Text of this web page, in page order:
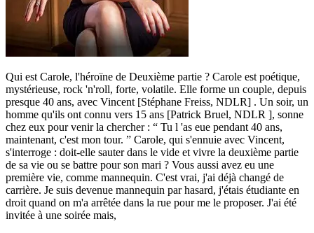
Qui est Carole, l'héroïne de Deuxième partie ? Carole est poétique,
mystérieuse, rock 'n'roll, forte, volatile. Elle forme un couple, depuis
presque 40 ans, avec Vincent [Stéphane Freiss, NDLR] . Un soir, un
homme qu'ils ont connu vers 15 ans [Patrick Bruel, NDLR ], sonne
chez eux pour venir la chercher : “ Tu l 'as eue pendant 40 ans,
maintenant, c'est mon tour. ” Carole, qui s'ennuie avec Vincent,
s'interroge : doit-elle sauter dans le vide et vivre la deuxième partie
de sa vie ou se battre pour son mari ? Vous aussi avez eu une
première vie, comme mannequin. C'est vrai, j'ai déjà changé de
carrière. Je suis devenue mannequin par hasard, j'étais étudiante en
droit quand on m'a arrêtée dans la rue pour me le proposer. J'ai été
invitée à une soirée mais,